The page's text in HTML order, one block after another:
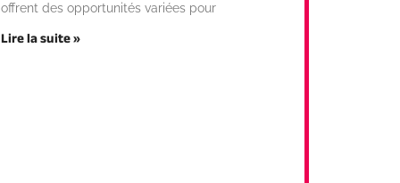
offrent des opportunités variées pour
Lire la suite »